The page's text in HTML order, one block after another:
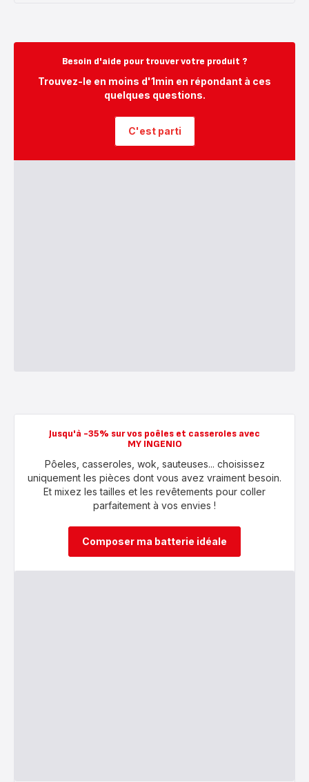
Besoin d'aide pour trouver votre produit ?
Trouvez-le en moins d'1min en répondant à ces
quelques questions.
C'est parti
Jusqu'à -35% sur vos poêles et casseroles avec
MY INGENIO
Pôeles, casseroles, wok, sauteuses... choisissez
uniquement les pièces dont vous avez vraiment besoin.
Et mixez les tailles et les revêtements pour coller
parfaitement à vos envies !
Composer ma batterie idéale